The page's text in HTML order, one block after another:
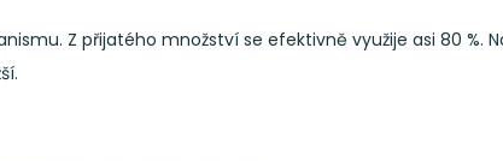
Z přijatého množství se efektivně využije asi 80 %.